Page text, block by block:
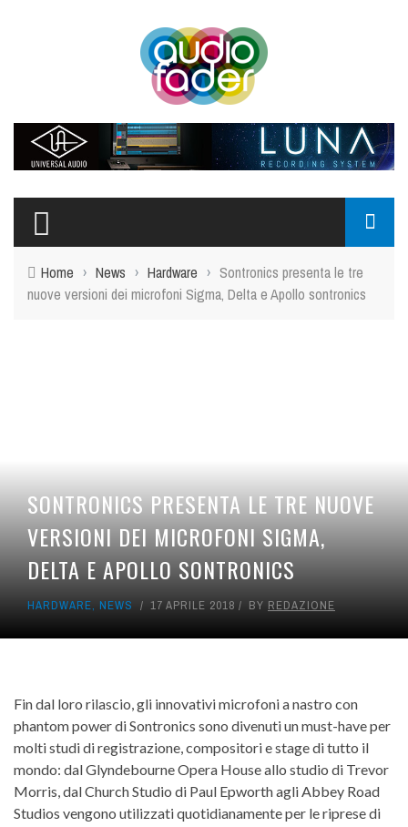
Home › News › Hardware › Sontronics presenta le tre
nuove versioni dei microfoni Sigma, Delta e Apollo sontronics
SONTRONICS PRESENTA LE TRE NUOVE
VERSIONI DEI MICROFONI SIGMA,
DELTA E APOLLO SONTRONICS
HARDWARE, NEWS 17 APRILE 2018 BY REDAZIONE
Fin dal loro rilascio, gli innovativi microfoni a nastro con
phantom power di Sontronics sono divenuti un must-have per
molti studi di registrazione, compositori e stage di tutto il
mondo: dal Glyndebourne Opera House allo studio di Trevor
Morris, dal Church Studio di Paul Epworth agli Abbey Road
Studios vengono utilizzati quotidianamente per le riprese di